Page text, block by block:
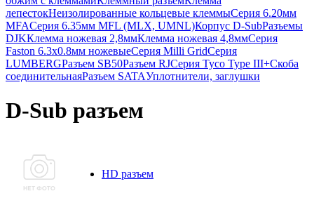
лепестокНеизолированные кольцевые клеммыСерия 6.20мм
MFAСерия 6.35мм MFL (MLX, UMNL)Корпус D-SubРазъемы
DJKКлемма ножевая 2,8ммКлемма ножевая 4,8ммСерия
Faston 6.3х0.8мм ножевыеСерия Milli GridСерия
LUMBERGРазъем SB50Разъем RJСерия Tyco Type III+Скоба
соединительнаяРазъем SATAУплотнители, заглушки
D-Sub разъем
HD разъем